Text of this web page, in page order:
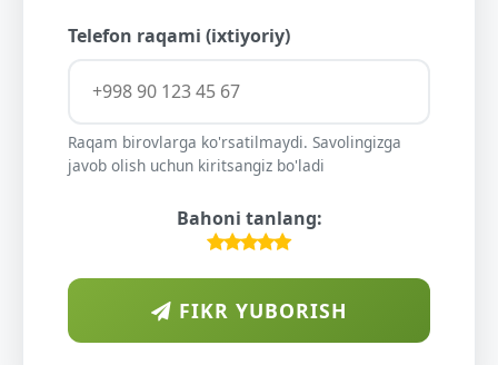
Telefon raqami (ixtiyoriy)
Raqam birovlarga ko'rsatilmaydi. Savolingizga
javob olish uchun kiritsangiz bo'ladi
Bahoni tanlang:
FIKR YUBORISH